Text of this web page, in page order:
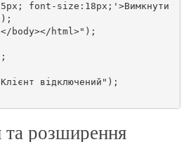
font-size:18px;'>Вимкнути
та розширення